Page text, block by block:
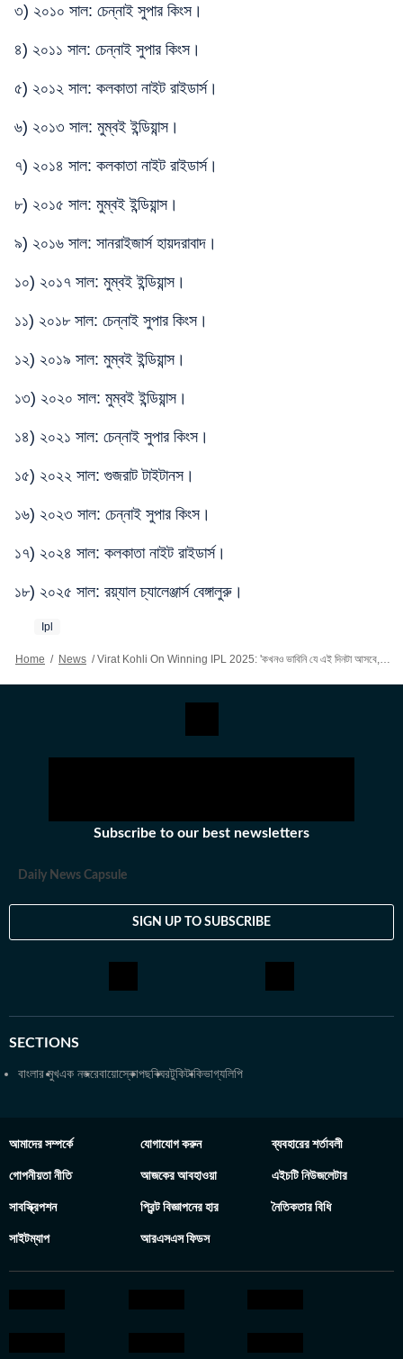
৩) ২০১০ সাল: চেন্নাই সুপার কিংস।
৪) ২০১১ সাল: চেন্নাই সুপার কিংস।
৫) ২০১২ সাল: কলকাতা নাইট রাইডার্স।
৬) ২০১৩ সাল: মুম্বই ইন্ডিয়ান্স।
৭) ২০১৪ সাল: কলকাতা নাইট রাইডার্স।
৮) ২০১৫ সাল: মুম্বই ইন্ডিয়ান্স।
৯) ২০১৬ সাল: সানরাইজার্স হায়দরাবাদ।
১০) ২০১৭ সাল: মুম্বই ইন্ডিয়ান্স।
১১) ২০১৮ সাল: চেন্নাই সুপার কিংস।
১২) ২০১৯ সাল: মুম্বই ইন্ডিয়ান্স।
১৩) ২০২০ সাল: মুম্বই ইন্ডিয়ান্স।
১৪) ২০২১ সাল: চেন্নাই সুপার কিংস।
১৫) ২০২২ সাল: গুজরাট টাইটানস।
১৬) ২০২৩ সাল: চেন্নাই সুপার কিংস।
১৭) ২০২৪ সাল: কলকাতা নাইট রাইডার্স।
১৮) ২০২৫ সাল: রয়্যাল চ্যালেঞ্জার্স বেঙ্গালুরু।
Ipl
Home / News / Virat Kohli On Winning IPL 2025: 'কখনও ভাবিনি যে এই দিনটা আসবে, বাচ্চার মতো ঘুমাব', IPL জিতে কেঁদে ফেললেন বিরাট!
Subscribe to our best newsletters
Daily News Capsule
SIGN UP TO SUBSCRIBE
SECTIONS
বাংলার মুখএক নজরেবায়োস্কোপছবিঘরটুকিটাকিভাগ্যলিপি
আমাদের সম্পর্কে যোগাযোগ করুন ব্যবহারের শর্তাবলী
গোপনীয়তা নীতি আজকের আবহাওয়া এইচটি নিউজলেটার
সাবস্ক্রিপশন প্রিন্ট বিজ্ঞাপনের হার নৈতিকতার বিধি
সাইটম্যাপ আরএসএস ফিডস